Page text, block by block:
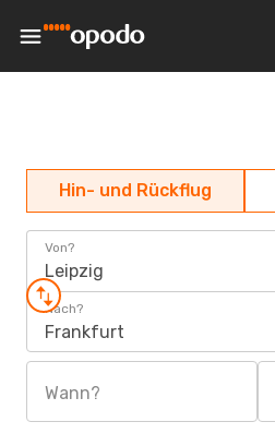
Hin- und Rückflug
Von?
Leipzig
Nach?
Frankfurt
Wann?